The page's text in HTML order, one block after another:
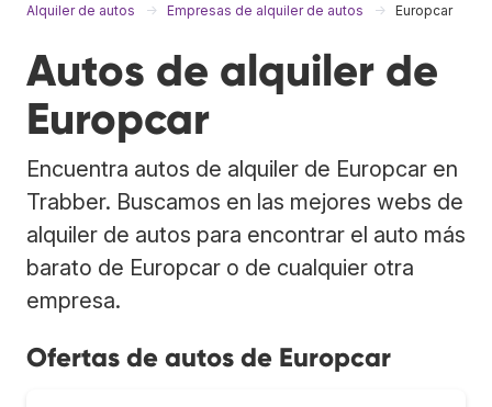
Alquiler de autos Empresas de alquiler de autos Europcar
Autos de alquiler de
Europcar
Encuentra autos de alquiler de Europcar en
Trabber. Buscamos en las mejores webs de
alquiler de autos para encontrar el auto más
barato de Europcar o de cualquier otra
empresa.
Ofertas de autos de Europcar